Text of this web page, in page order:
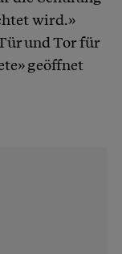
wird.»
und Tor für
geöffnet